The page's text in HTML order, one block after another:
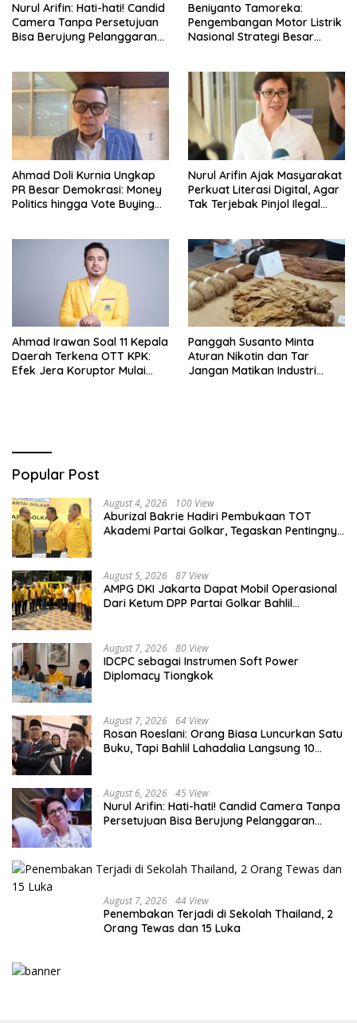
Nurul Arifin: Hati-hati! Candid
Camera Tanpa Persetujuan
Bisa Berujung Pelanggaran
Beniyanto Tamoreka:
Pengembangan Motor Listrik
Nasional Strategi Besar
Ahmad Doli Kurnia Ungkap
PR Besar Demokrasi: Money
Politics hingga Vote Buying
Nurul Arifin Ajak Masyarakat
Perkuat Literasi Digital, Agar
Tak Terjebak Pinjol Ilegal
Ahmad Irawan Soal 11 Kepala
Daerah Terkena OTT KPK:
Efek Jera Koruptor Mulai
Panggah Susanto Minta
Aturan Nikotin dan Tar
Jangan Matikan Industri
Popular Post
August 4, 2026 100 View
Aburizal Bakrie Hadiri Pembukaan TOT
Akademi Partai Golkar, Tegaskan Pentingnya
August 5, 2026 87 View
AMPG DKI Jakarta Dapat Mobil Operasional
Dari Ketum DPP Partai Golkar Bahlil
August 7, 2026 80 View
IDCPC sebagai Instrumen Soft Power
Diplomacy Tiongkok
August 7, 2026 64 View
Rosan Roeslani: Orang Biasa Luncurkan Satu
Buku, Tapi Bahlil Lahadalia Langsung 10
August 6, 2026 45 View
Nurul Arifin: Hati-hati! Candid Camera Tanpa
Persetujuan Bisa Berujung Pelanggaran
August 7, 2026 44 View
Penembakan Terjadi di Sekolah Thailand, 2
Orang Tewas dan 15 Luka